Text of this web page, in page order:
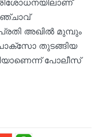
പ്രതി അഖിൽ മുമ്പും
തുടങ്ങിയ
പോലീസ്